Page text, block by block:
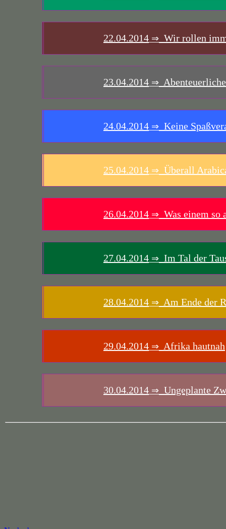
22.04.2014 ⇒ Wir rollen
23.04.2014 ⇒
24.04.2014 ⇒ Keine
25.04.2014 ⇒ Überall
26.04.2014 ⇒ Was einem so
27.04.2014 ⇒ Im Tal der
28.04.2014 ⇒ Am Ende der
29.04.2014 ⇒ Afrika hautnah
30.04.2014 ⇒ Ungeplante